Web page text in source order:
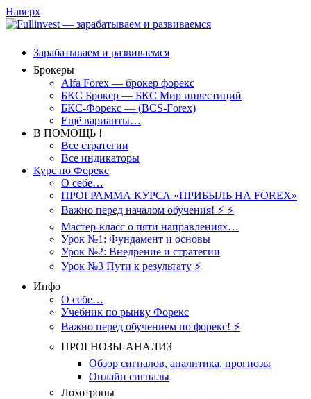
Наверх
Зарабатываем и развиваемся
Брокеры
Alfa Forex — брокер форекс
БКС Брокер — БКС Мир инвестиций
БКС-Форекс — (BCS-Forex)
Ещё варианты…
В ПОМОЩЬ !
Все стратегии
Все индикаторы
Курс по Форекс
О себе…
ПРОГРАММА КУРСА «ПРИБЫЛЬ НА FOREX»
Важно перед началом обучения! ⚡ ⚡
Мастер-класс о пяти направлениях…
Урок №1: Фундамент и основы
Урок №2: Внедрение и стратегии
Урок №3 Пути к результату ⚡️
Инфо
О себе…
Учебник по рынку Форекс
Важно перед обучением по форекс! ⚡
ПРОГНОЗЫ-АНАЛИЗ
Обзор сигналов, аналитика, прогнозы
Онлайн сигналы
Лохотроны